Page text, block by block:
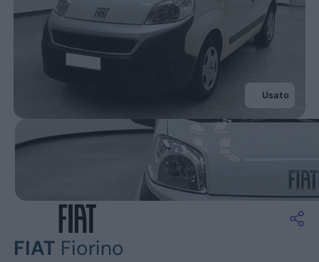
Marchi
Dacia
Renault
Usato
FIAT Fiorino